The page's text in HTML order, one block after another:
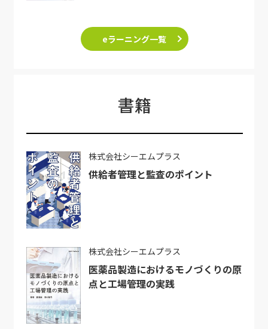
eラーニング一覧
書籍
株式会社シーエムプラス
供給者管理と監査のポイント
株式会社シーエムプラス
医薬品製造におけるモノづくりの原
点と工場管理の実践